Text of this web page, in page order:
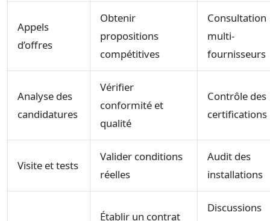
Appels
d’offres
Obtenir
propositions
compétitives
Consultation
multi-
fournisseurs
Analyse des
candidatures
Vérifier
conformité et
qualité
Contrôle des
certifications
Visite et tests
Valider conditions
réelles
Audit des
installations
Établir un contrat
Discussions